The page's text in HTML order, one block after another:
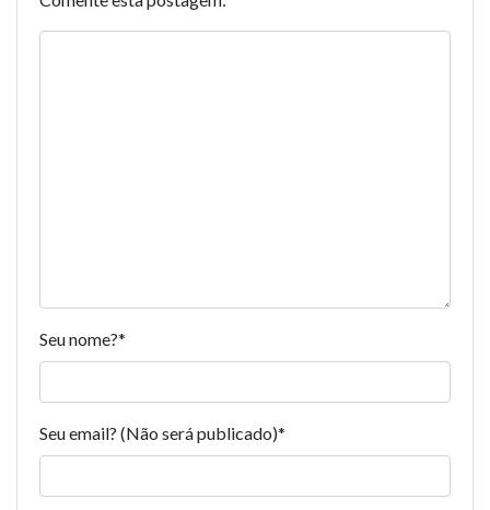
Seu nome?*
Seu email? (Não será publicado)*